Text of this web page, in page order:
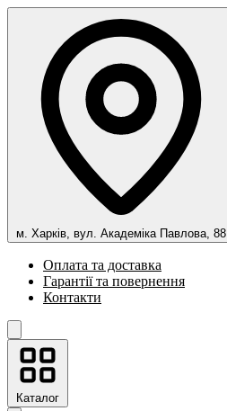
м. Харків, вул. Академіка Павлова, 88
Оплата та доставка
Гарантії та повернення
Контакти
Каталог